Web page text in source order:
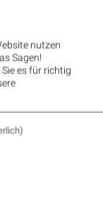
,Andritz
,SBO, Athos
nutzen
Sagen!
es für richtig